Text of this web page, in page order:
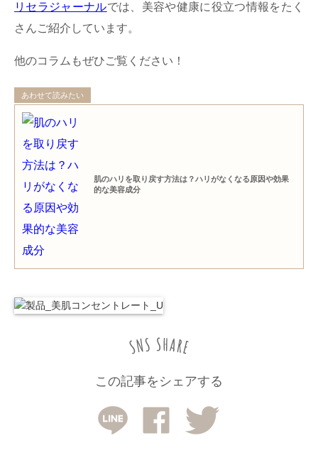
リセラジャーナルでは、美容や健康に役立つ情報をたく
さんご紹介しています。
他のコラムもぜひご覧ください！
あわせて読みたい
肌のハリを取り戻す方法は？ハリがなくなる原因や効果
的な美容成分
この記事をシェアする